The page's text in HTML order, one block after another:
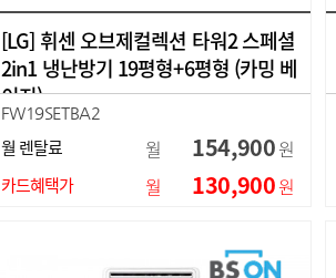
[LG] 휘센 오브제컬렉션 타워2 스페셜
2in1 냉난방기 19평형+6평형 (카밍 베
이지)
FW19SETBA2
월 렌탈료 월 154,900원
카드혜택가 월 130,900원